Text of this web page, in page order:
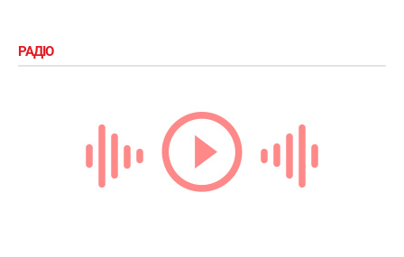
В статті:Найкращий та
найуспішніший продюсер України
- хто це?
Anton Sova